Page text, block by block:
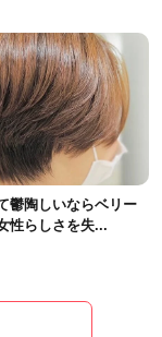
鬱陶しいならベリー
性らしさを失...